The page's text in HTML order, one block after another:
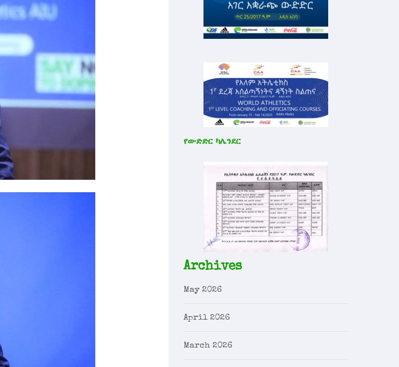
የውድድር ካሌንደር
Archives
May 2026
April 2026
March 2026